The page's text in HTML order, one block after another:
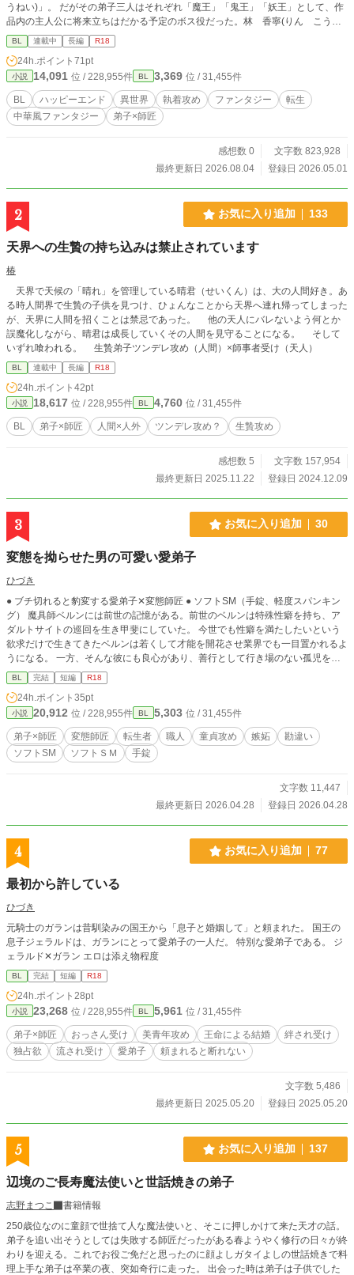
うねい)」。 だがその弟子三人はそれぞれ「魔王」「鬼王」「妖王」として、作
品内の主人公に将来立ちはだかる予定のボス役だった。林 香寧(りん こうね
い)は悪役を育てた罰として人間界から追放後、なんと力の足掛かりとして弟子
たちの手によって86の肉片にされるという悲惨な最期を遂げる。 愛弟子だった
はずの彼らに酷い仕打ちを受けてしまう結末を回避しようとするが、どうしてそ
んな末路を迎えたのか小説内では記載されていなかった。 転生モノあるあるの
ナビゲーターもないため、佐藤は途方に暮れる。 弟子たちから今にも逃げ出そ
うとするが、彼ら三人はまだ幼く、家族からも見放されているため佐藤の転生先
の林 香寧(りん こうねい)だけが頼りだった。己の境遇と重ねつつ、佐藤は彼
自身もまた、弟子を手放せなくなっていって……。 ━ ━ ━ ━ ━ ━ ━ ━ ━ ━
━ ━━ ━ ━ ━ ━ ━ ━ ━ ━ ━ ━ ━ 将来魔王×中身転生した現代人師匠になり
しまう系です。日本人が中華ファンタジーに転生するので、ローカライズしてる
場面や独自解釈が多数あります。 全体的にふわふわ設定なのでご容赦くださ
い。 初なので手探りですが読んでくれると嬉しいです！ ━ ━ ━ ━ ━ ━ ━ ━
━ ━ ━ ━━ ━ ━ ━ ━ ━ ━ ━ ━ ━ ━ ━
BL 連載中 長編 R18
24h.ポイント 71pt
小説 14,091 位 / 228,955件 BL 3,369 位 / 31,455件
BL ハッピーエンド 異世界 執着攻め ファンタジー
転生
中華風ファンタジー
弟子×師匠
感想数 0
文字数 823,928
最終更新日 2026.08.04
登録日 2026.05.01
2 お気に入り追加 133
天界への生贄の持ち込みは禁止されています
椿
天界で天候の「晴れ」を管理している晴君（せいくん）は、大の人間好き。あ
る時人間界で生贄の子供を見つけ、ひょんなことから天界へ連れ帰ってしまった
が、天界に人間を招くことは禁忌であった。 他の天人にバレないよう何とか
誤魔化しながら、晴君は成長していくその人間を見守ることになる。 そして
いずれ喰われる。 生贄弟子ツンデレ攻め（人間）×師事者受け（天人）
BL 連載中 長編 R18
24h.ポイント 42pt
小説 18,617 位 / 228,955件 BL 4,760 位 / 31,455件
BL 弟子×師匠 人間×人外 ツンデレ攻め？ 生贄攻め
感想数 5
文字数 157,954
最終更新日 2025.11.22
登録日 2024.12.09
3 お気に入り追加 30
変態を拗らせた男の可愛い愛弟子
ひづき
● ブチ切れると豹変する愛弟子✕変態師匠 ● ソフトSM（手錠、軽度スパンキン
グ） 魔具師ベルンには前世の記憶がある。前世のベルンは特殊性癖を持ち、ア
ダルトサイトの巡回を生き甲斐にしていた。 今世でも性癖を満たしたいという
欲求だけで生きてきたベルンは若くして才能を開花させ業界でも一目置かれるよ
うになる。 一方、そんな彼にも良心があり、善行として行き場のない孤児を弟
子として引き取ってきた。現在手元にいる弟子は二人。アオラとヤナンだ。二人
の弟子は同期。アオラは歴代最年少の弟子であり、ヤナンは歴代最年長の弟子で
ある。経歴故にヤナンを重用していたところ、もうすぐ一人前になる愛弟子アオ
ラの様子がおかしい。
BL 完結 短編 R18
24h.ポイント 35pt
小説 20,912 位 / 228,955件 BL 5,303 位 / 31,455件
弟子×師匠 変態師匠 転生者 職人 童貞攻め 嫉妬
勘違い
ソフトSM
ソフトＳＭ 手錠
文字数 11,447
最終更新日 2026.04.28
登録日 2026.04.28
4 お気に入り追加 77
最初から許している
ひづき
元騎士のガランは昔馴染みの国王から「息子と婚姻して」と頼まれた。 国王の
息子ジェラルドは、ガランにとって愛弟子の一人だ。 特別な愛弟子である。 ジ
ェラルド✕ガラン エロは添え物程度
BL 完結 短編 R18
24h.ポイント 28pt
小説 23,268 位 / 228,955件 BL 5,961 位 / 31,455件
弟子×師匠 おっさん受け 美青年攻め 王命による結婚
絆され受け
独占欲
流され受け 愛弟子 頼まれると断れない
文字数 5,486
最終更新日 2025.05.20
登録日 2025.05.20
5 お気に入り追加 137
辺境のご長寿魔法使いと世話焼きの弟子
志野まつこ
書籍情報
250歳位なのに童顔で世捨て人な魔法使いと、そこに押しかけて来た天才の話。
弟子を追い出そうとしては失敗する師匠だったがある春ようやく修行の日々が終
わりを迎える。これでお役ご免だと思ったのに顔よしガタイよしの世話焼きで料
理上手な弟子は卒業の夜、突如奇行に走った。 出会った時は弟子は子供でした